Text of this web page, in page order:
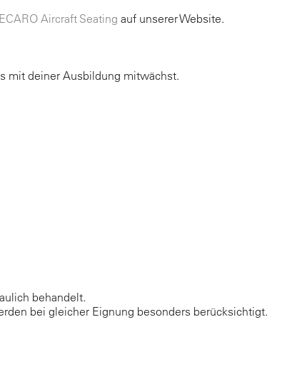
Aircraft Seating auf unserer Website.
mit deiner Ausbildung mitwächst.
behandelt.
bei gleicher Eignung besonders berücksichtigt.